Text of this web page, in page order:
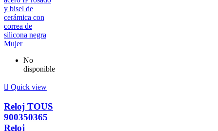
No
disponible
 Quick view
Reloj TOUS
900350365
Reloj